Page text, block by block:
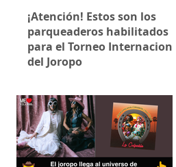
¡Atención! Estos son los
parqueaderos habilitados
para el Torneo Internacional
del Joropo